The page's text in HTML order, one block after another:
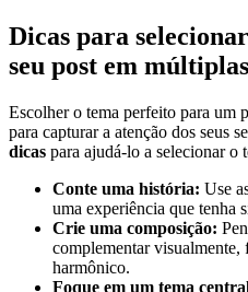
Dicas para
seu post​ em
Escolher o ​tema perfeito para um
para capturar a atenção dos seus
dicas para ajudá-lo a selecionar o
Conte uma história: Use
uma​ experiência que tenha
Crie uma⁣ composição:
complementar
harmônico.
Foque em um tema